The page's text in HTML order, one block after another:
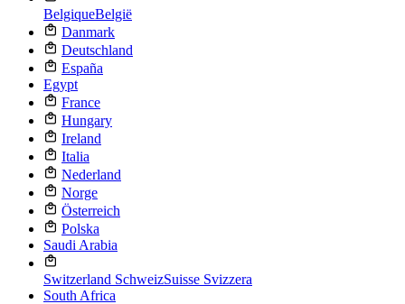
BelgiqueBelgië
Danmark
Deutschland
España
Egypt
France
Hungary
Ireland
Italia
Nederland
Norge
Österreich
Polska
Saudi Arabia
Switzerland SchweizSuisse Svizzera
South Africa